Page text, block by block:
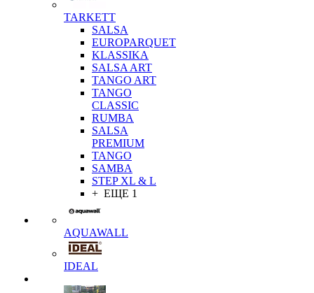
TARKETT
SALSA
EUROPARQUET
KLASSIKA
SALSA ART
TANGO ART
TANGO
CLASSIC
RUMBA
SALSA
PREMIUM
TANGO
SAMBA
STEP XL & L
+ ЕЩЕ 1
AQUAWALL
IDEAL